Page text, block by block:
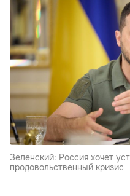
Зеленский: Россия хочет
продовольственный кризис